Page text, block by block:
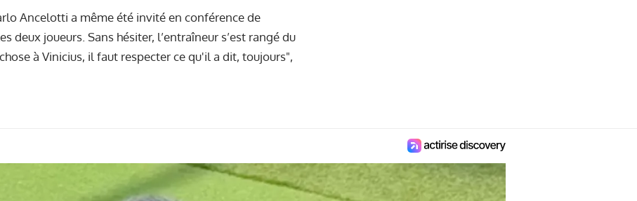
Ancelotti a même été invité en conférence de
deux joueurs. Sans hésiter, l’entraîneur s’est rangé du
à Vinicius, il faut respecter ce qu'il a dit, toujours",